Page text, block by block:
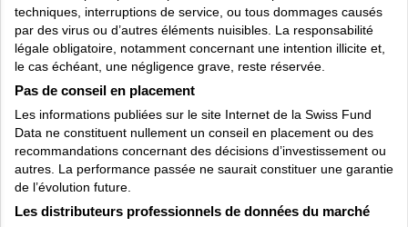
techniques, interruptions de service, ou tous dommages causés
par des virus ou d’autres éléments nuisibles. La responsabilité
légale obligatoire, notamment concernant une intention illicite et,
le cas échéant, une négligence grave, reste réservée.
Pas de conseil en placement
Les informations publiées sur le site Internet de la Swiss Fund
Data ne constituent nullement un conseil en placement ou des
recommandations concernant des décisions d’investissement ou
autres. La performance passée ne saurait constituer une garantie
de l’évolution future.
Les distributeurs professionnels de données du marché